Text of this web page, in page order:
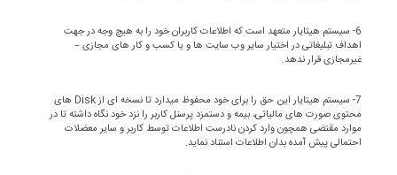
6- سیستم هیتایار متعهد است که اطلاعات کاربران خود را به هیچ وجه در جهت
اهداف تبلیغاتی در اختیار سایر وب سایت ها و یا کسب و کار های مجازی –
غیرمجازی قرار ندهد.
7- سیستم هیتایار این حق را برای خود محفوظ میدارد تا نسخه ای از Disk های
محتوی صورت های مالیاتی، بیمه و دستمزد پرسنل کاربر را نزد خود نگاه داشته تا در
موارد مقتضی همچون وارد کردن نادرست اطلاعات توسط کاربر و سایر معضلات
احتمالی پیش آمده بدان اطلاعات استناد نماید.